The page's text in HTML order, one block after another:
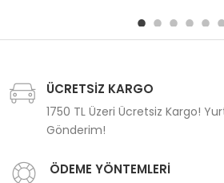
ÜCRETSİZ KARGO
1750 TL Üzeri Ücretsiz Kargo!
Gönderim!
ÖDEME YÖNTEMLERİ